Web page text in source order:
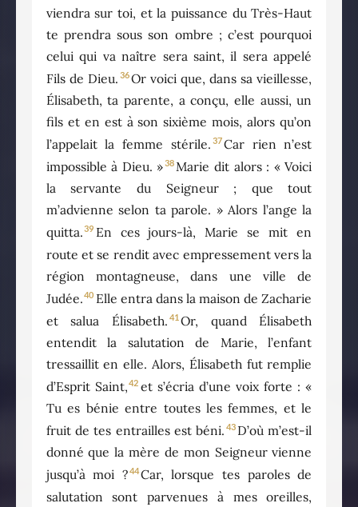
viendra sur toi, et la puissance du Très-Haut
te prendra sous son ombre ; c’est pourquoi
celui qui va naître sera saint, il sera appelé
Fils de Dieu. 36Or voici que, dans sa vieillesse,
Élisabeth, ta parente, a conçu, elle aussi, un
fils et en est à son sixième mois, alors qu’on
l’appelait la femme stérile. 37Car rien n’est
impossible à Dieu. »38Marie dit alors : « Voici
la servante du Seigneur ; que tout
m’advienne selon ta parole. » Alors l’ange la
quitta.39 En ces jours-là, Marie se mit en
route et se rendit avec empressement vers la
région montagneuse, dans une ville de
Judée.40 Elle entra dans la maison de Zacharie
et salua Élisabeth. 41 Or, quand Élisabeth
entendit la salutation de Marie, l’enfant
tressaillit en elle. Alors, Élisabeth fut remplie
d’Esprit Saint,42 et s’écria d’une voix forte : «
Tu es bénie entre toutes les femmes, et le
fruit de tes entrailles est béni. 43 D’où m’est-il
donné que la mère de mon Seigneur vienne
jusqu’à moi ?44Car, lorsque tes paroles de
salutation sont parvenues à mes oreilles,